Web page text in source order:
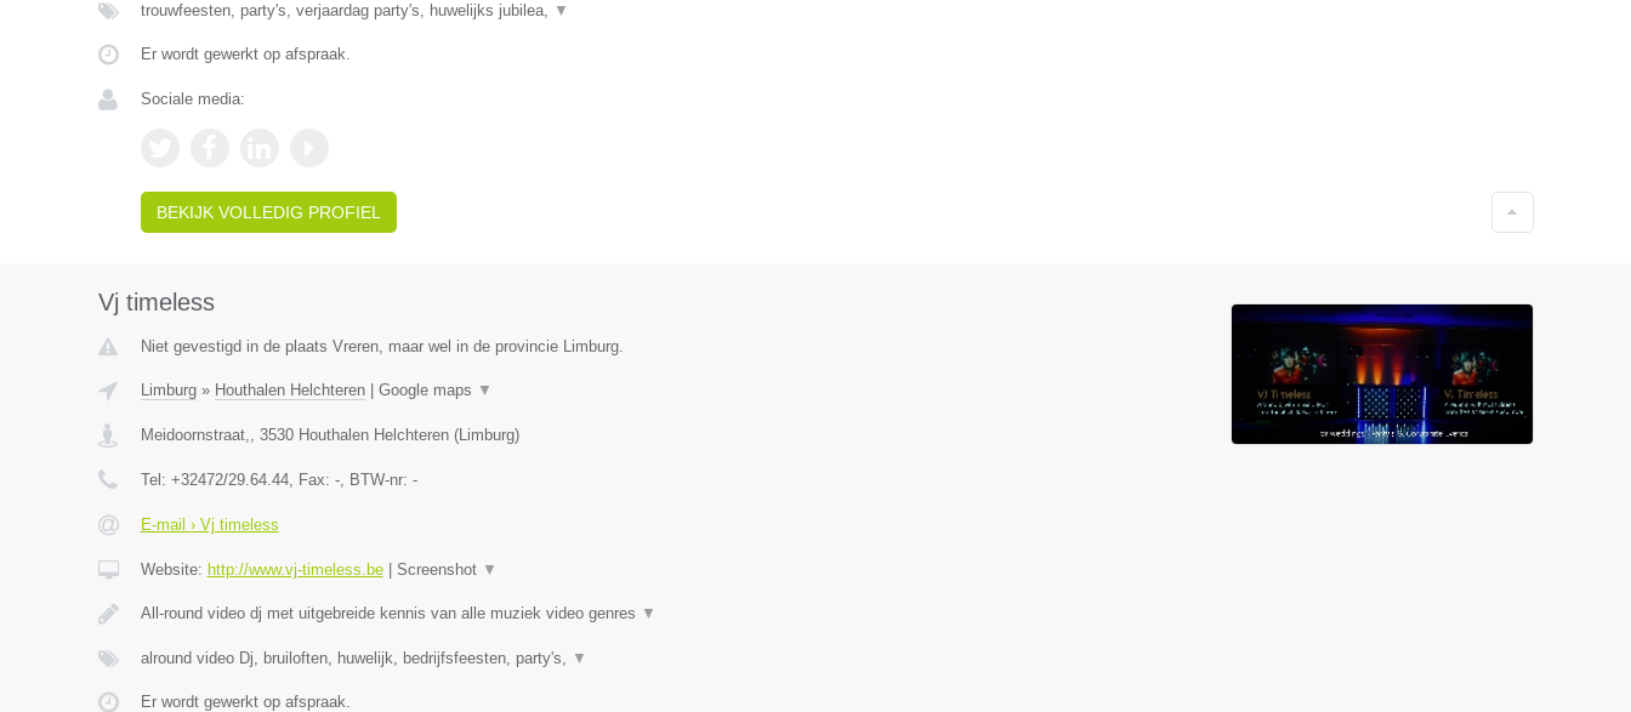
trouwfeesten, party's, verjaardag party's, huwelijks jubilea, ▼
Er wordt gewerkt op afspraak.
Sociale media:
BEKIJK VOLLEDIG PROFIEL
Vj timeless
Niet gevestigd in de plaats Vreren, maar wel in de provincie Limburg.
Limburg» Houthalen Helchteren| Google maps ▼
Meidoornstraat,, 3530 Houthalen Helchteren(Limburg)
Tel: +32472/29.64.44, Fax: -, BTW-nr: -
E-mail › Vj timeless
Website: http://www.vj-timeless.be| Screenshot ▼
All-round video dj met uitgebreide kennis van alle muziek video genres ▼
alround video Dj, bruiloften, huwelijk, bedrijfsfeesten, party's, ▼
Er wordt gewerkt op afspraak.